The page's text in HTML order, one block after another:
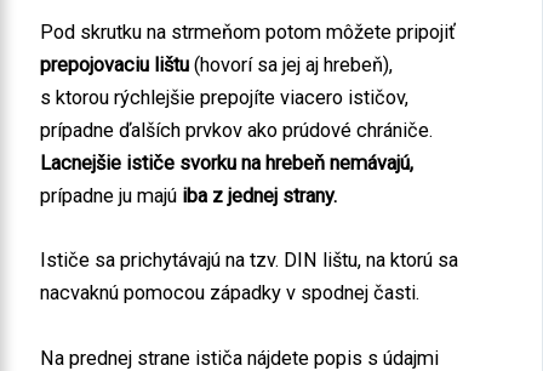
Pod skrutku na strmeňom potom môžete pripojiť
prepojovaciu lištu (hovorí sa jej aj hrebeň),
s ktorou rýchlejšie prepojíte viacero ističov,
prípadne ďalších prvkov ako prúdové chrániče.
Lacnejšie ističe svorku na hrebeň nemávajú,
prípadne ju majú iba z jednej strany.
Ističe sa prichytávajú na tzv. DIN lištu, na ktorú sa
nacvaknú pomocou západky v spodnej časti.
Na prednej strane ističa nájdete popis s údajmi